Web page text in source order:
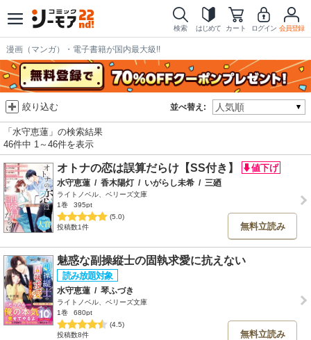
検索 はじめて カート ログイン 会員登録
漫画（マンガ）・電子書籍が国内最大級!!
並べ替え:
絞り込む
「水守恵蓮」の検索結果
46件中 1～46件を表示
オトナの恋は誤算だらけ【SS付き】
水守恵蓮 / 香木陽灯 / いがらし未希 / 三廼
ライトノベル、ベリーズ文庫
1巻
395pt
(5.0)
投稿数1件
無料立読み
魅惑な副操縦士の固執求愛に抗えない
水守恵蓮 / 琴ふづき
ライトノベル、ベリーズ文庫
1巻
680pt
(4.5)
投稿数8件
無料立読み